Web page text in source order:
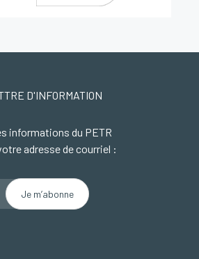
D'INFORMATION
informations du PETR
adresse de courriel :